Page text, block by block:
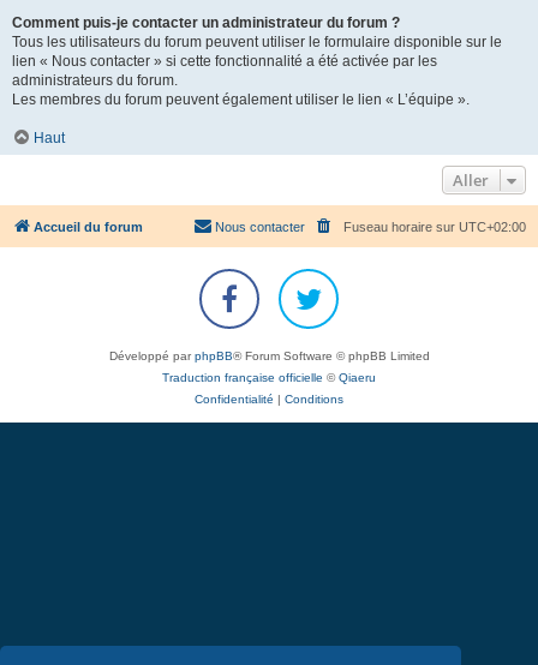
Comment puis-je contacter un administrateur du forum ?
Tous les utilisateurs du forum peuvent utiliser le formulaire disponible sur le
lien « Nous contacter » si cette fonctionnalité a été activée par les
administrateurs du forum.
Les membres du forum peuvent également utiliser le lien « L’équipe ».
Haut
Aller
Accueil du forum Fuseau horaire sur UTC+02:00
Nous contacter
Développé parphpBB® Forum Software © phpBB Limited
Traduction française officielle ©Qiaeru
Confidentialité
Conditions